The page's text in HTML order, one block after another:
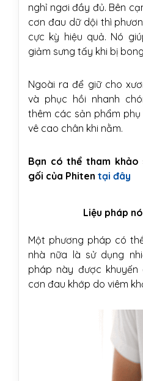
nghỉ ngơi đầy đủ. Bên
cơn đau dữ dội thì
cực kỳ hiệu quả. Nó
giảm sưng tấy khi bị
Ngoài ra để giữ cho
và phục hồi nhanh
thêm các sản phẩm
vê cao chân khi nằm.
Bạn có thể tham khảo
gối của Phiten tại đây
Liệu pháp
Một phương pháp có
nhà nữa là sử dụng
pháp này được
cơn đau khớp do viêm